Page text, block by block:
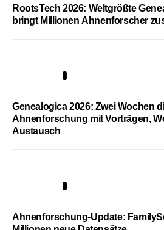
RootsTech 2026: Weltgrößte
bringt Millionen Ahnenforscher
Genealogica 2026: Zwei Wochen
Ahnenforschung mit Vorträgen,
Austausch
Ahnenforschung-Update: